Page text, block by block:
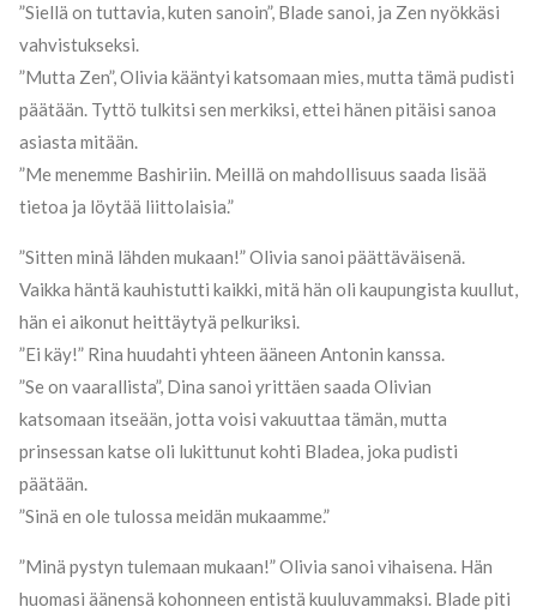
”Siellä on tuttavia, kuten sanoin”, Blade sanoi, ja Zen nyökkäsi
vahvistukseksi.
”Mutta Zen”, Olivia kääntyi katsomaan mies, mutta tämä pudisti
päätään. Tyttö tulkitsi sen merkiksi, ettei hänen pitäisi sanoa
asiasta mitään.
”Me menemme Bashiriin. Meillä on mahdollisuus saada lisää
tietoa ja löytää liittolaisia.”
”Sitten minä lähden mukaan!” Olivia sanoi päättäväisenä.
Vaikka häntä kauhistutti kaikki, mitä hän oli kaupungista kuullut,
hän ei aikonut heittäytyä pelkuriksi.
”Ei käy!” Rina huudahti yhteen ääneen Antonin kanssa.
”Se on vaarallista”, Dina sanoi yrittäen saada Olivian
katsomaan itseään, jotta voisi vakuuttaa tämän, mutta
prinsessan katse oli lukittunut kohti Bladea, joka pudisti
päätään.
”Sinä en ole tulossa meidän mukaamme.”
”Minä pystyn tulemaan mukaan!” Olivia sanoi vihaisena. Hän
huomasi äänensä kohonneen entistä kuuluvammaksi. Blade piti